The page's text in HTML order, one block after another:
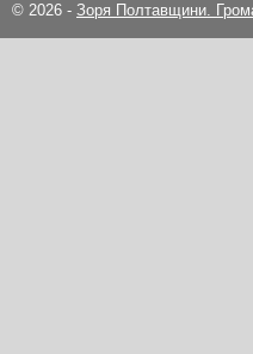
© 2026 - Зоря Полтавщини.